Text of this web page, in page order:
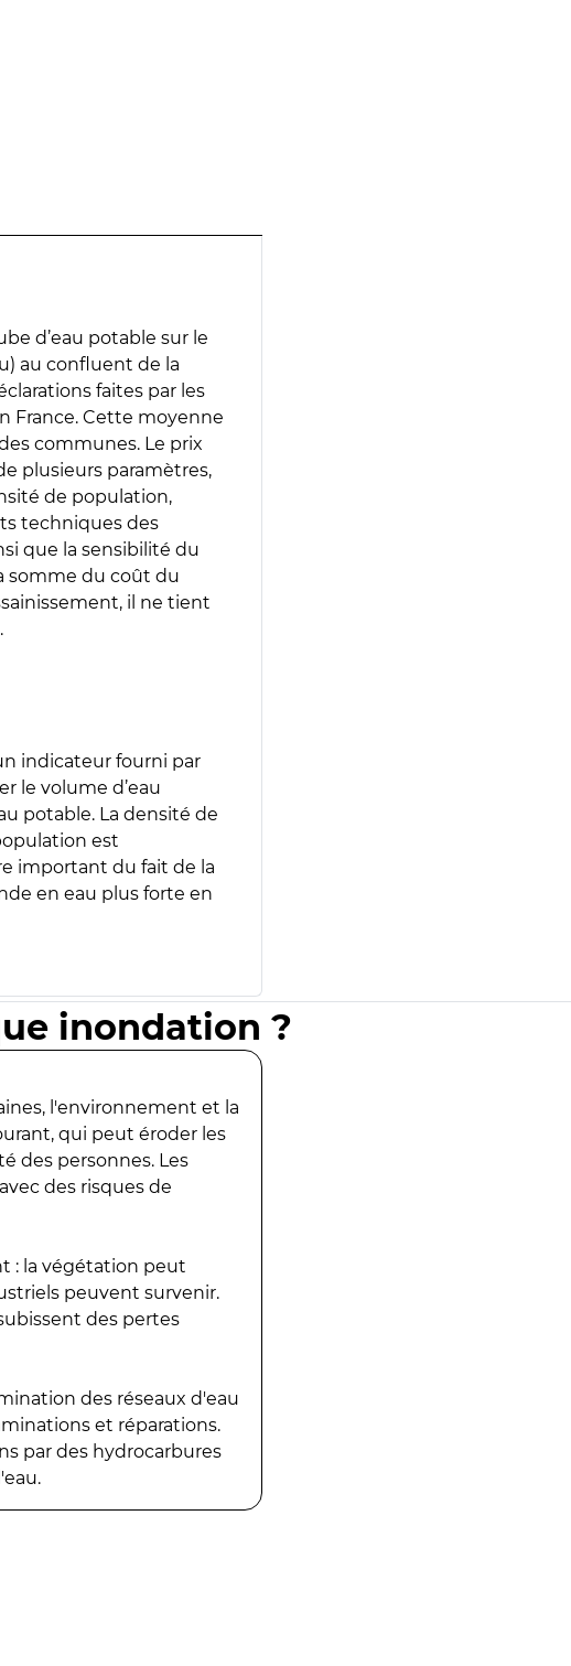
d’eau potable sur le
au confluent de la
faites par les
France. Cette moyenne
communes. Le prix
plusieurs paramètres,
de population,
techniques des
que la sensibilité du
somme du coût du
il ne tient
indicateur fourni par
le volume d’eau
potable. La densité de
est
important du fait de la
en eau plus forte en
inondation ?
l'environnement et la
qui peut éroder les
des personnes. Les
des risques de
: la végétation peut
peuvent survenir.
des pertes
des réseaux d'eau
et réparations.
par des hydrocarbures